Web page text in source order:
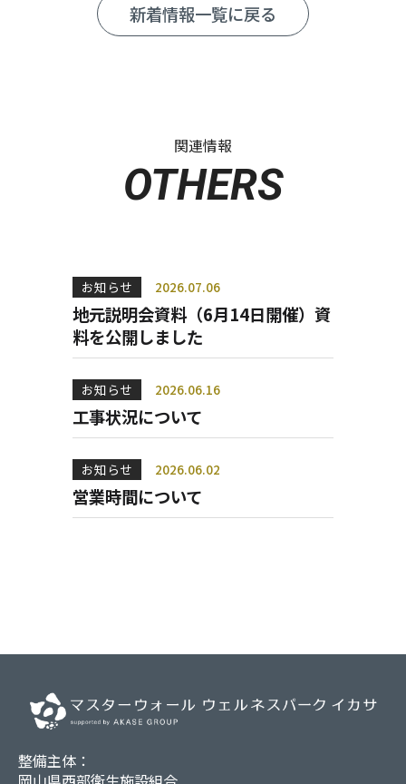
新着情報一覧に戻る
関連情報
OTHERS
お知らせ 2026.07.06
地元説明会資料（6月14日開催）資
料を公開しました
お知らせ 2026.06.16
工事状況について
お知らせ 2026.06.02
営業時間について
整備主体